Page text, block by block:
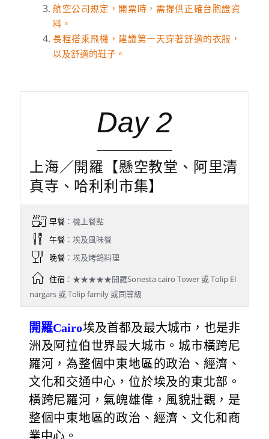
航空公司規定，開票時，需提供正確台胞證資
料。
長程搭乘飛機，建議第一天穿著舒適的衣服，
以及舒適的鞋子。
Day 2
上海／開羅【懸空教堂、阿里清
真寺、哈利利市集】
早餐：機上餐點
午餐：埃及風味餐
晚餐：埃及烤鴿料理
住宿：★★★★★開羅Sonesta cairo Tower 或 Tolip EI
nargars 或 Tolip family 或同等級
開羅Cairo埃及首都及最大城市，也是非
洲及阿拉伯世界最大城市。城市橫跨尼
羅河，為整個中東地區的政治、經濟、
文化和交通中心，位於埃及的東北部。
橫跨尼羅河，氣魄雄偉，風貌壯觀，是
整個中東地區的政治、經濟、文化和商
業中心。